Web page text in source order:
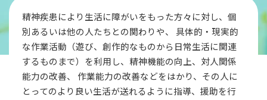
精神疾患により生活に障がいをもった方々に対し、個
別あるいは他の人たちとの関わりや、 具体的・現実的
な作業活動（遊び、創作的なものから日常生活に関連
するものまで）を利用し、精神機能の向上、対人関係
能力の改善、 作業能力の改善などをはかり、その人に
とってのより良い生活が送れるように指導、援助を行